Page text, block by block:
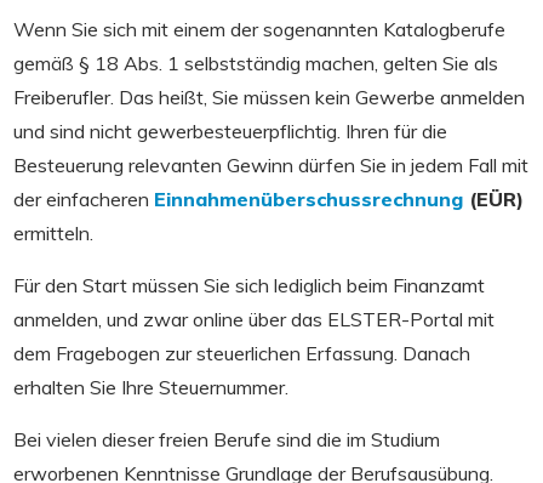
Wenn Sie sich mit einem der sogenannten Katalogberufe
gemäß § 18 Abs. 1 selbstständig machen, gelten Sie als
Freiberufler. Das heißt, Sie müssen kein Gewerbe anmelden
und sind nicht gewerbesteuerpflichtig. Ihren für die
Besteuerung relevanten Gewinn dürfen Sie in jedem Fall mit
der einfacheren Einnahmenüberschussrechnung (EÜR)
ermitteln.
Für den Start müssen Sie sich lediglich beim Finanzamt
anmelden, und zwar online über das ELSTER-Portal mit
dem Fragebogen zur steuerlichen Erfassung. Danach
erhalten Sie Ihre Steuernummer.
Bei vielen dieser freien Berufe sind die im Studium
erworbenen Kenntnisse Grundlage der Berufsausübung.